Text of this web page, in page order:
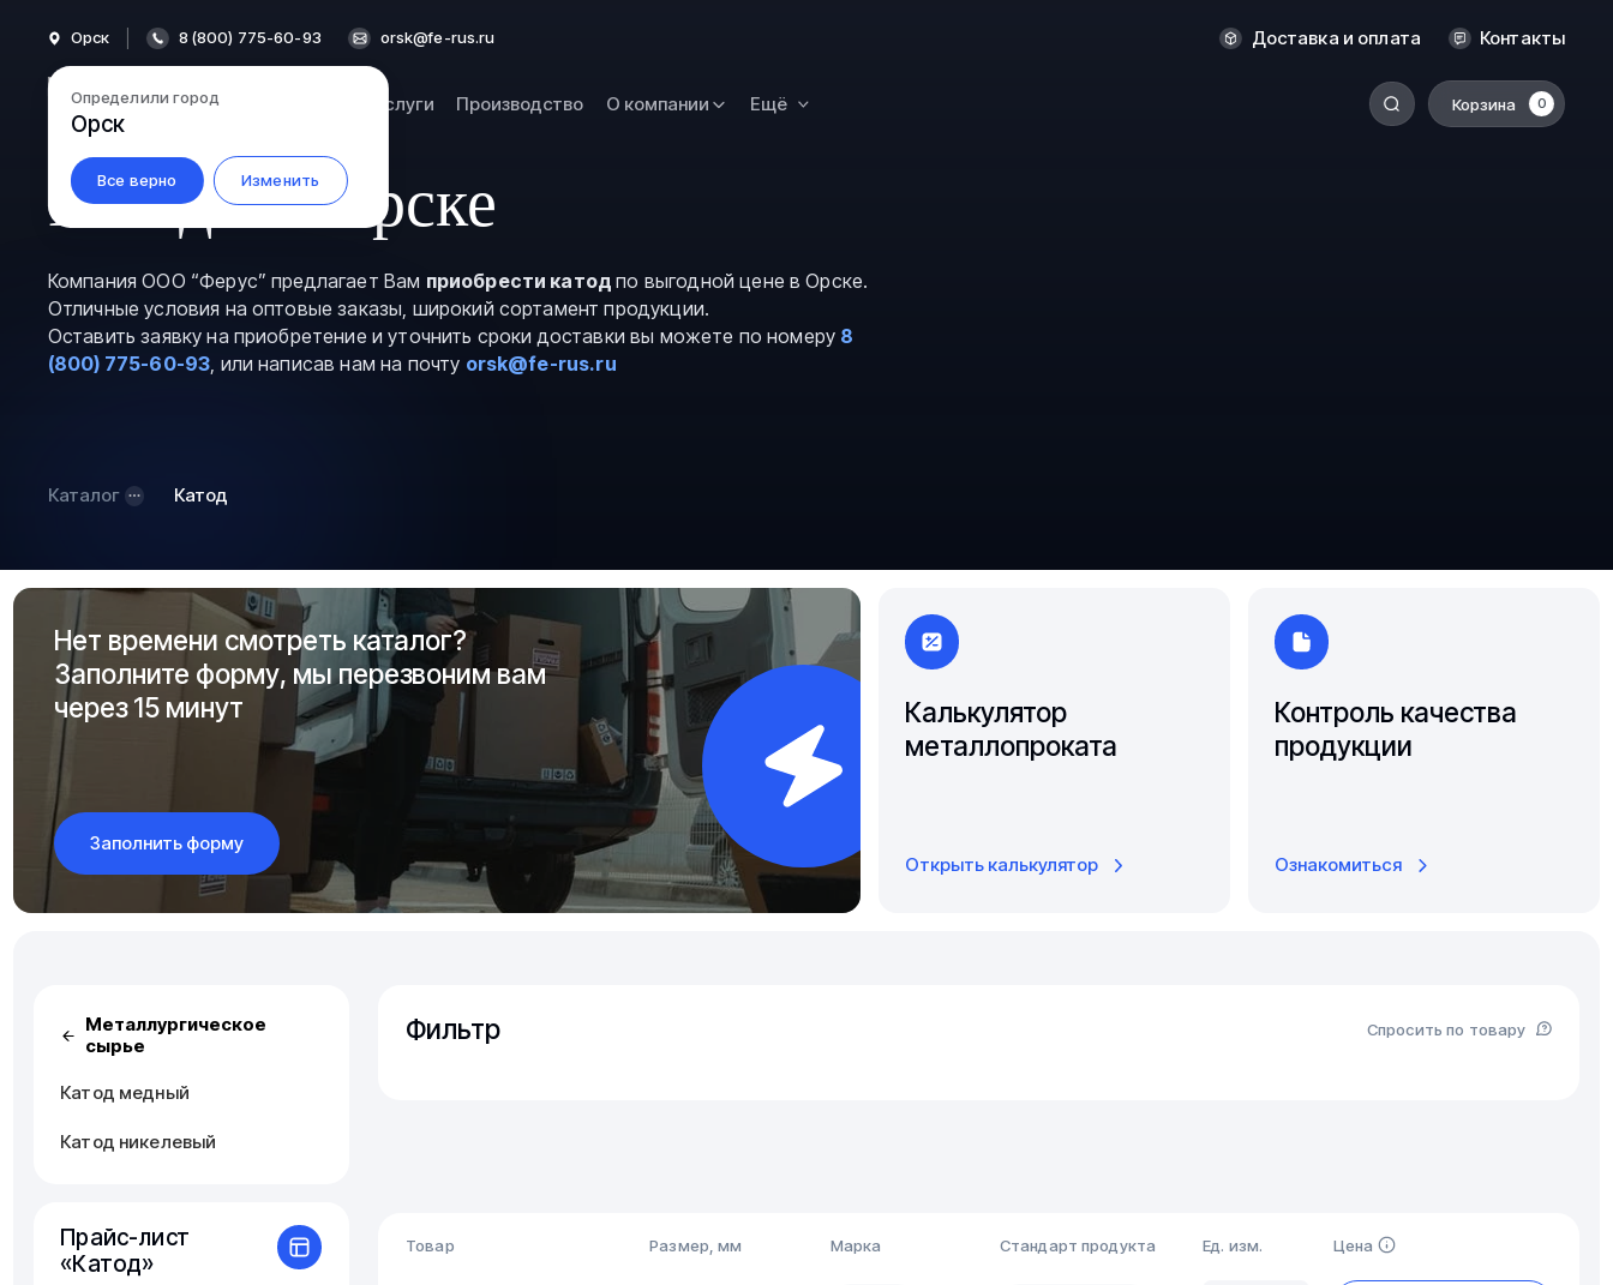
Орск
Определили город
Орск
Все верно Изменить
8 (800) 775-60-93 orsk@fe-rus.ru Доставка и оплата Контакты
Каталог Услуги Производство О компании Ещё Корзина 0
Оренбург
Пермь
Ростов-на-Дону
Катоды в Орске
Компания ООО “Ферус” предлагает Вам приобрести катодпо выгодной цене в Орске.
Отличные условия на оптовые заказы, широкий сортамент продукции.
Оставить заявку на приобретение и уточнить сроки доставки вы можете по номеру 8
(800) 775-60-93, или написав нам на почту orsk@fe-rus.ru
Каталог Катод
Нет времени смотреть каталог?
Заполните форму, мы перезвоним вам
через 15 минут
Заполнить форму
Калькулятор
металлопроката
Открыть калькулятор
Контроль качества
продукции
Ознакомиться
Металлургическое
сырье
Катод медный
Катод никелевый
Прайс-лист
«Катод»
Фильтр Спросить по товару
Товар Размер, мм Марка Стандарт продукта Ед. изм. Цена